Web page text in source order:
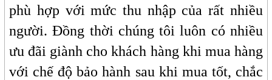
phù hợp với mức thu nhập của rất nhiều
người. Đồng thời chúng tôi luôn có nhiều
ưu đãi giành cho khách hàng khi mua hàng
với chế độ bảo hành sau khi mua tốt, chắc